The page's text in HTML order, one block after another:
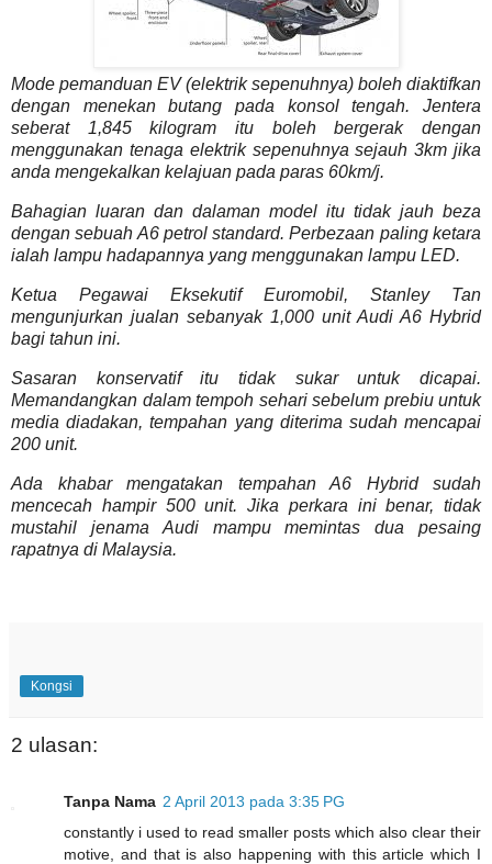
Mode pemanduan EV (elektrik sepenuhnya) boleh diaktifkan
dengan menekan butang pada konsol tengah. Jentera
seberat 1,845 kilogram itu boleh bergerak dengan
menggunakan tenaga elektrik sepenuhnya sejauh 3km jika
anda mengekalkan kelajuan pada paras 60km/j.
Bahagian luaran dan dalaman model itu tidak jauh beza
dengan sebuah A6 petrol standard. Perbezaan paling ketara
ialah lampu hadapannya yang menggunakan lampu LED.
Ketua Pegawai Eksekutif Euromobil, Stanley Tan
mengunjurkan jualan sebanyak 1,000 unit Audi A6 Hybrid
bagi tahun ini.
Sasaran konservatif itu tidak sukar untuk dicapai.
Memandangkan dalam tempoh sehari sebelum prebiu untuk
media diadakan, tempahan yang diterima sudah mencapai
200 unit.
Ada khabar mengatakan tempahan A6 Hybrid sudah
mencecah hampir 500 unit. Jika perkara ini benar, tidak
mustahil jenama Audi mampu memintas dua pesaing
rapatnya di Malaysia.
Kongsi
2 ulasan:
Tanpa Nama 2 April 2013 pada 3:35 PG
constantly i used to read smaller posts which also clear their
motive, and that is also happening with this article which I